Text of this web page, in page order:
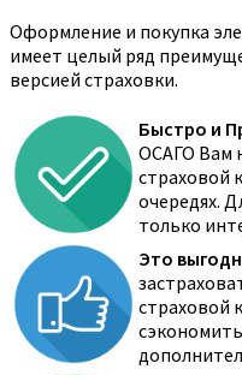
Оформление и покупка
имеет целый ряд
версией страховки.
Быстро и
ОСАГО Вам
страховой
очередях.
только
Это
страховой